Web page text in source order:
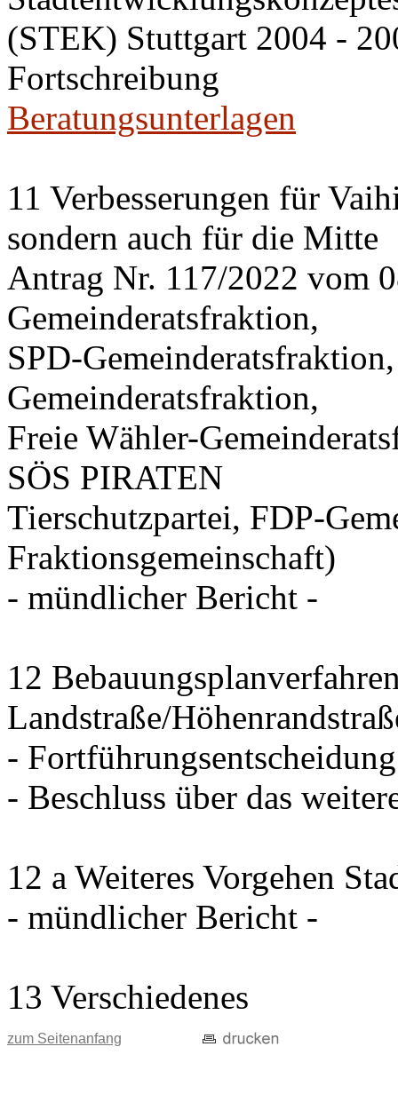
(STEK) Stuttgart 2004 -
Fortschreibung
Beratungsunterlagen
11 Verbesserungen für
sondern auch für die Mitte
Antrag Nr. 117/2022 vom
Gemeinderatsfraktion,
SPD-
Gemeinderatsfraktion,
Freie Wähler-
SÖS PIRATEN
Tierschutzpartei, FDP-
Fraktionsgemeinschaft)
- mündlicher Bericht -
12
Landstraße/
-
- Beschluss über das
12 a Weiteres Vorgehen
- mündlicher Bericht -
13 Verschiedenes
zum Seitenanfang